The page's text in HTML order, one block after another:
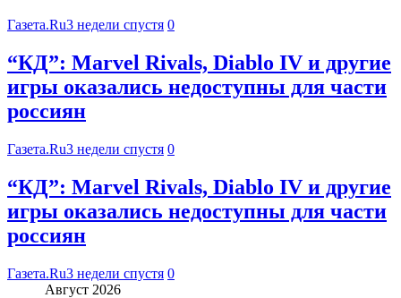
Газета.Ru3 недели спустя 0
“КД”: Marvel Rivals, Diablo IV и другие
игры оказались недоступны для части
россиян
Газета.Ru3 недели спустя 0
“КД”: Marvel Rivals, Diablo IV и другие
игры оказались недоступны для части
россиян
Газета.Ru3 недели спустя 0
Август 2026